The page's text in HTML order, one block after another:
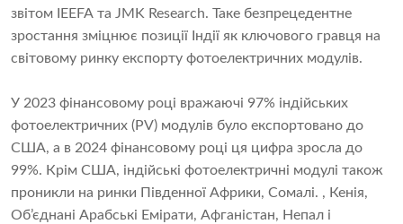
звітом IEEFA та JMK Research. Таке безпрецедентне
зростання зміцнює позиції Індії як ключового гравця на
світовому ринку експорту фотоелектричних модулів.
У 2023 фінансовому році вражаючі 97% індійських
фотоелектричних (PV) модулів було експортовано до
США, а в 2024 фінансовому році ця цифра зросла до
99%. Крім США, індійські фотоелектричні модулі також
проникли на ринки Південної Африки, Сомалі. , Кенія,
Об’єднані Арабські Емірати, Афганістан, Непал і